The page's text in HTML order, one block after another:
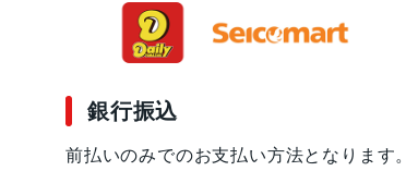
銀行振込
前払いのみでのお支払い方法となります。